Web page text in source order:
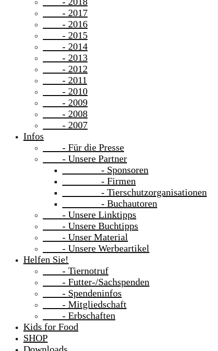
- 2017
- 2016
- 2015
- 2014
- 2013
- 2012
- 2011
- 2010
- 2009
- 2008
- 2007
Infos
- Für die Presse
- Unsere Partner
- Sponsoren
- Firmen
- Tierschutzorganisationen
- Buchautoren
- Unsere Linktipps
- Unsere Buchtipps
- Unser Material
- Unsere Werbeartikel
Helfen Sie!
- Tiernotruf
- Futter-/Sachspenden
- Spendeninfos
- Mitgliedschaft
- Erbschaften
Kids for Food
SHOP